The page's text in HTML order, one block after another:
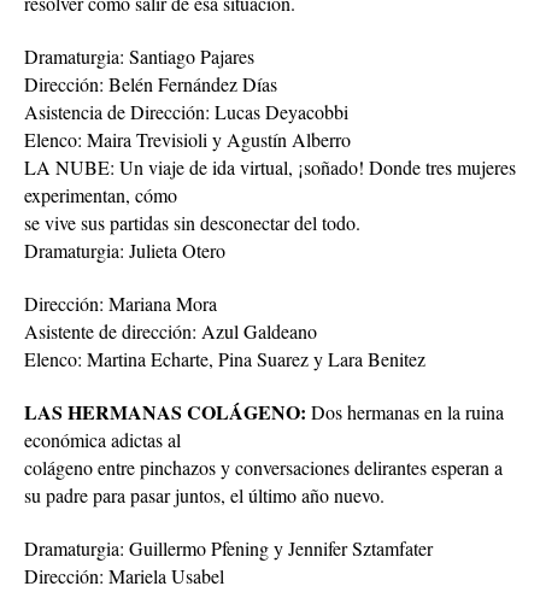
Dramaturgia: Santiago Pajares
Dirección: Belén Fernández Días
Asistencia de Dirección: Lucas Deyacobbi
Elenco: Maira Trevisioli y Agustín Alberro
LA NUBE: Un viaje de ida virtual, ¡soñado! Donde tres mujeres
experimentan, cómo
se vive sus partidas sin desconectar del todo.
Dramaturgia: Julieta Otero
Dirección: Mariana Mora
Asistente de dirección: Azul Galdeano
Elenco: Martina Echarte, Pina Suarez y Lara Benitez
LAS HERMANAS COLÁGENO: Dos hermanas en la ruina
económica adictas al
colágeno entre pinchazos y conversaciones delirantes esperan a
su padre para pasar juntos, el último año nuevo.
Dramaturgia: Guillermo Pfening y Jennifer Sztamfater
Dirección: Mariela Usabel